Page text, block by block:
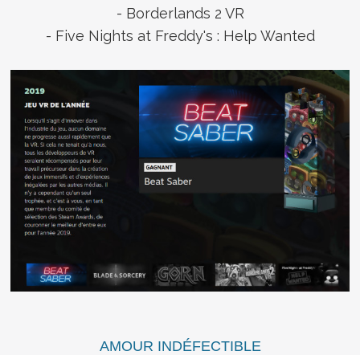
- Borderlands 2 VR
- Five Nights at Freddy's : Help Wanted
AMOUR INDÉFECTIBLE